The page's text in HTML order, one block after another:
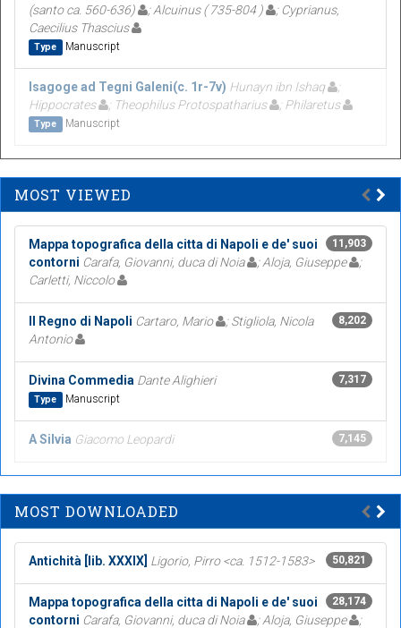
(santo ca. 560-636)
; Alcuinus ( 735-804 )
; Cyprianus,
Caecilius Thascius
Type Manuscript
Isagoge ad Tegni Galeni(c. 1r-7v) Hunayn ibn Ishaq
Hippocrates
; Theophilus Protospatharius ; Philaretus
Type Manuscript
MOST VIEWED
11,903
Mappa topografica della citta di Napoli e de' suoi
contorni Carafa, Giovanni, duca di Noia ; Aloja, Giuseppe
;
Carletti, Niccolo
8,202
Il Regno di Napoli Cartaro, Mario
; Stigliola, Nicola
Antonio
7,317
Divina Commedia Dante Alighieri
Type Manuscript
7,145
A Silvia Giacomo Leopardi
MOST DOWNLOADED
50,821
Antichità [lib. XXXIX] Ligorio, Pirro <ca. 1512-1583>
28,174
Mappa topografica della citta di Napoli e de' suoi
contorni Carafa, Giovanni, duca di Noia ; Aloja, Giuseppe
;